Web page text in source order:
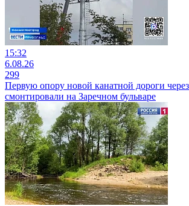
15:32
6.08.26
299
Первую опору новой канатной дороги
смонтировали на Заречном бульваре